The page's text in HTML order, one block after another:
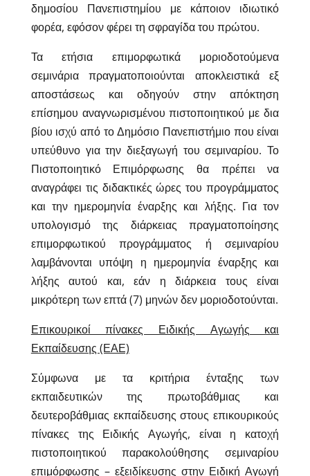
δημοσίου Πανεπιστημίου με κάποιον ιδιωτικό
φορέα, εφόσον φέρει τη σφραγίδα του πρώτου.
Τα ετήσια επιμορφωτικά μοριοδοτούμενα
σεμινάρια πραγματοποιούνται αποκλειστικά εξ
αποστάσεως και οδηγούν στην απόκτηση
επίσημου αναγνωρισμένου πιστοποιητικού με δια
βίου ισχύ από το Δημόσιο Πανεπιστήμιο που είναι
υπεύθυνο για την διεξαγωγή του σεμιναρίου. Το
Πιστοποιητικό Επιμόρφωσης θα πρέπει να
αναγράφει τις διδακτικές ώρες του προγράμματος
και την ημερομηνία έναρξης και λήξης. Για τον
υπολογισμό της διάρκειας πραγματοποίησης
επιμορφωτικού προγράμματος ή σεμιναρίου
λαμβάνονται υπόψη η ημερομηνία έναρξης και
λήξης αυτού και, εάν η διάρκεια τους είναι
μικρότερη των επτά (7) μηνών δεν μοριοδοτούνται.
Επικουρικοί πίνακες Ειδικής Αγωγής και
Εκπαίδευσης (ΕΑΕ)
Σύμφωνα με τα κριτήρια ένταξης των
εκπαιδευτικών της πρωτοβάθμιας και
δευτεροβάθμιας εκπαίδευσης στους επικουρικούς
πίνακες της Ειδικής Αγωγής, είναι η κατοχή
πιστοποιητικού παρακολούθησης σεμιναρίου
επιμόρφωσης – εξειδίκευσης στην Ειδική Αγωγή